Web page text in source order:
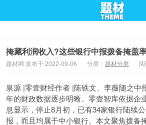
掩藏利润收入?这些银行中报拨备掩盖
题材网 发布于 2022-09-06 分类： 题材分类
泉源 |零壹财经作者 |陈铁文、李薇随之中
年的财政数据逐步明晰。零壹智库依据企
息显示，停止8月初，已有34家银行陆续
报，而且均属于中小银行。本文聚焦拨备